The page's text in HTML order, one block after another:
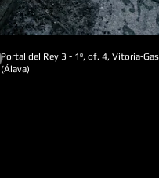
Portal del Rey 3 - 1º, of. 4, Vitoria-
(Álava)